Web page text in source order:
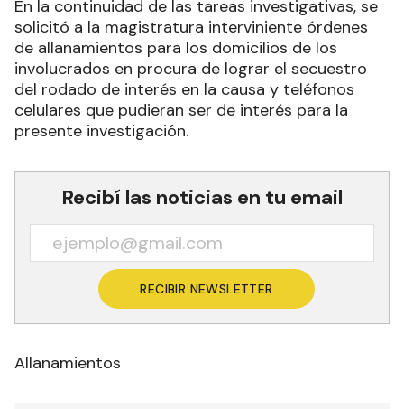
En la continuidad de las tareas investigativas, se
solicitó a la magistratura interviniente órdenes
de allanamientos para los domicilios de los
involucrados en procura de lograr el secuestro
del rodado de interés en la causa y teléfonos
celulares que pudieran ser de interés para la
presente investigación.
Recibí las noticias en tu email
RECIBIR NEWSLETTER
Allanamientos